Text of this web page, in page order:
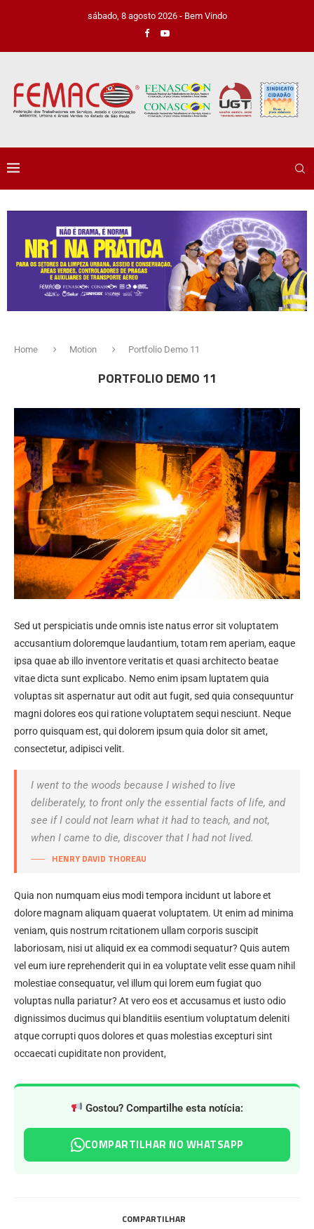
sábado, 8 agosto 2026 - Bem Vindo
Home Motion Portfolio Demo 11
PORTFOLIO DEMO 11
Sed ut perspiciatis unde omnis iste natus error sit voluptatem
accusantium doloremque laudantium, totam rem aperiam, eaque
ipsa quae ab illo inventore veritatis et quasi architecto beatae
vitae dicta sunt explicabo. Nemo enim ipsam luptatem quia
voluptas sit aspernatur aut odit aut fugit, sed quia consequuntur
magni dolores eos qui ratione voluptatem sequi nesciunt. Neque
porro quisquam est, qui dolorem ipsum quia dolor sit amet,
consectetur, adipisci velit.
I went to the woods because I wished to live
deliberately, to front only the essential facts of life, and
see if I could not learn what it had to teach, and not,
when I came to die, discover that I had not lived.
HENRY DAVID THOREAU
Quia non numquam eius modi tempora incidunt ut labore et
dolore magnam aliquam quaerat voluptatem. Ut enim ad minima
veniam, quis nostrum rcitationem ullam corporis suscipit
laboriosam, nisi ut aliquid ex ea commodi sequatur? Quis autem
vel eum iure reprehenderit qui in ea voluptate velit esse quam nihil
molestiae consequatur, vel illum qui lorem eum fugiat quo
voluptas nulla pariatur? At vero eos et accusamus et iusto odio
dignissimos ducimus qui blanditiis esentium voluptatum deleniti
atque corrupti quos dolores et quas molestias excepturi sint
occaecati cupiditate non provident,
Gostou? Compartilhe esta notícia:
COMPARTILHAR NO WHATSAPP
COMPARTILHAR